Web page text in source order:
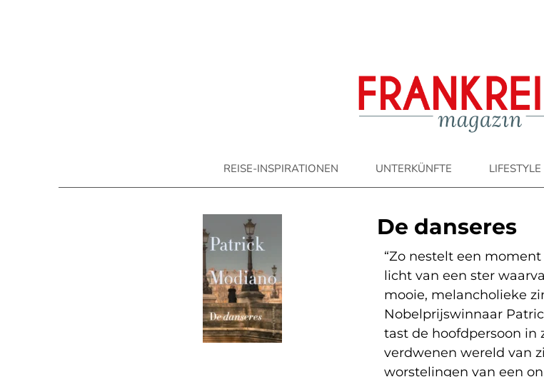
REISE-INSPIRATIONEN UNTERKÜNFTE LIFESTYLE
De danseres
“Zo nestelt een
licht van een ster
mooie, melancholieke
Nobelprijswinnaar
tast de hoofdpersoon in
verdwenen wereld van
worstelingen van een